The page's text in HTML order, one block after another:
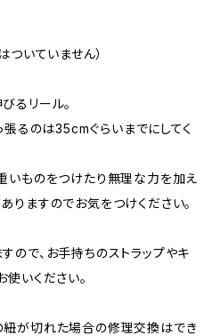
ついていません）
るリール。
るのは35cmぐらいまでにしてく
いものをつけたり無理な力を加え
りますのでお気をつけください。
ので、お手持ちのストラップやキ
いください。
が切れた場合の修理交換はでき